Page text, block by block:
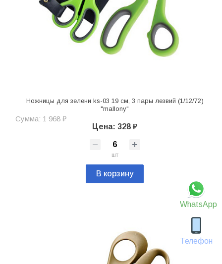
WhatsApp
Телефон
Ножницы для зелени ks-03 19 см, 3 пары лезвий (1/12/72)
"mallony"
Сумма: 1 968 ₽
Цена: 328 ₽
шт
В корзину